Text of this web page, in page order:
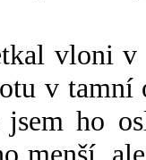
vloni
v tamní
ho